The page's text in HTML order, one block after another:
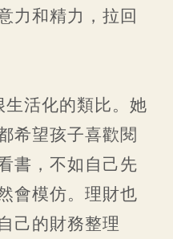
力和精力，拉回
活化的類比。她
希望孩子喜歡閱
書，不如自己先
會模仿。理財也
己的財務整理